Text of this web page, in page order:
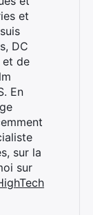
et
DC
et de
En
sur la
sur